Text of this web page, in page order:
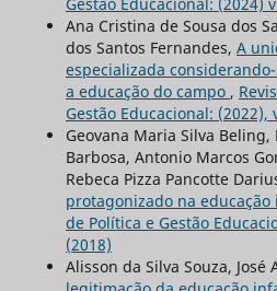
Ana Cristina de Sousa dos
dos Santos Fernandes, A
especializada
a educação do campo ,
Gestão Educacional:
Geovana Maria Silva
Barbosa, Antonio Marcos
Rebeca Pizza Pancotte
protagonizado na
de Política e Gestão
(2018)
Alisson da Silva Souza, José